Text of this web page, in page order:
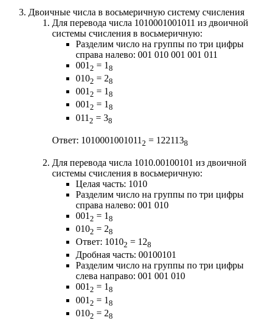
Двоичные числа в восьмеричную систему счисления
Для перевода числа 1010001001011 из двоичной
системы счисления в восьмеричную:
Разделим число на группы по три цифры
справа налево: 001 010 001 001 011
001 2 = 1 8
0102 = 28
001 2 = 1 8
001 2 = 1 8
011 2 = 38
Ответ: 1010001001011 2 = 1221138
Для перевода числа 1010.00100101 из двоичной
системы счисления в восьмеричную:
Целая часть: 1010
Разделим число на группы по три цифры
справа налево: 001 010
001 2 = 1 8
0102 = 28
Ответ: 10102 = 128
Дробная часть: 00100101
Разделим число на группы по три цифры
слева направо: 001 001 010
0012 = 18
001 2 = 1 8
0102 = 28